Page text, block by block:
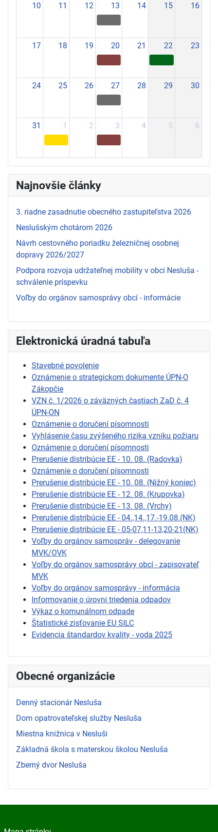
10 11 12 13 14 15 16
17 18 19 20 21 22 23
24 25 26 27 28 29 30
31 1 2 3 4 5 6
Najnovšie články
3. riadne zasadnutie obecného zastupiteľstva 2026
Neslušským chotárom 2026
Návrh cestovného poriadku železničnej osobnej
dopravy 2026/2027
Podpora rozvoja udržateľnej mobility v obci Nesluša -
schválenie príspevku
Voľby do orgánov samosprávy obcí - informácie
Elektronická úradná tabuľa
Stavebné povolenie
Oznámenie o strategickom dokumente ÚPN-O
Zákopčie
VZN č. 1/2026 o záväzných častiach ZaD č. 4
ÚPN-ON
Oznámenie o doručení písomnosti
Vyhlásenie času zvýšeného rizika vzniku požiaru
Oznámenie o doručení písomnosti
Prerušenie distribúcie EE - 10. 08. (Radovka)
Oznámenie o doručení písomnosti
Prerušenie distribúcie EE - 10. 08. (Nižný koniec)
Prerušenie distribúcie EE - 12. 08. (Krupovka)
Prerušenie distribúcie EE - 13. 08. (Vrchy)
Prerušenie distribúcie EE - 04.,14.,17.-19.08.(NK)
Prerušenie distribúcie EE - 05-07,11-13,20-21(NK)
Voľby do orgánov samospráv - delegovanie
MVK/OVK
Voľby do orgánov samosprávy obcí - zapisovateľ
MVK
Voľby do orgánov samosprávy - informácia
Informovanie o úrovni triedenia odpadov
Výkaz o komunálnom odpade
Štatistické zisťovanie EU SILC
Evidencia štandardov kvality - voda 2025
Obecné organizácie
Denný stacionár Nesluša
Dom opatrovateľskej služby Nesluša
Miestna knižnica v Nesluši
Základná škola s materskou školou Nesluša
Zberný dvor Nesluša